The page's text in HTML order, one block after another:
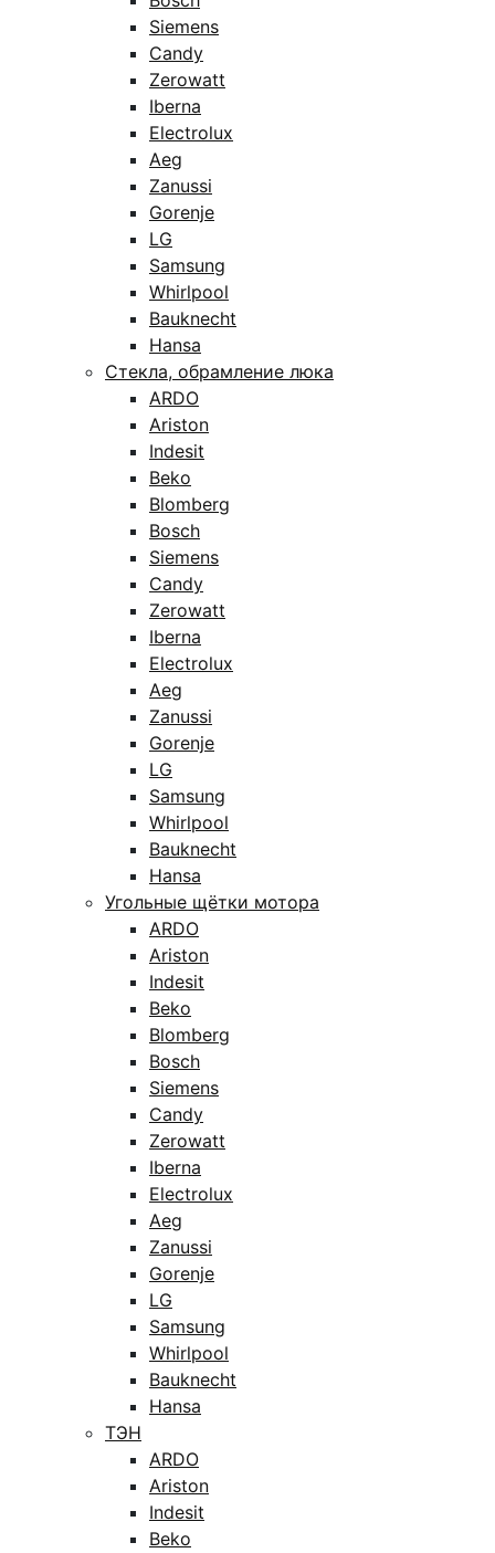
Siemens
Candy
Zerowatt
Iberna
Electrolux
Aeg
Zanussi
Gorenje
LG
Samsung
Whirlpool
Bauknecht
Hansa
Стекла, обрамление люка
ARDO
Ariston
Indesit
Beko
Blomberg
Bosch
Siemens
Candy
Zerowatt
Iberna
Electrolux
Aeg
Zanussi
Gorenje
LG
Samsung
Whirlpool
Bauknecht
Hansa
Угольные щётки мотора
ARDO
Ariston
Indesit
Beko
Blomberg
Bosch
Siemens
Candy
Zerowatt
Iberna
Electrolux
Aeg
Zanussi
Gorenje
LG
Samsung
Whirlpool
Bauknecht
Hansa
ТЭН
ARDO
Ariston
Indesit
Beko